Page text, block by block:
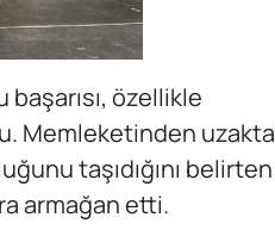
başarısı, özellikle
Memleketinden uzakta
taşıdığını belirten
armağan etti.